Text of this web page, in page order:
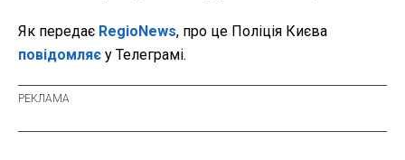
Як передає RegioNews, про це Поліція Києва
повідомляє у Телеграмі.